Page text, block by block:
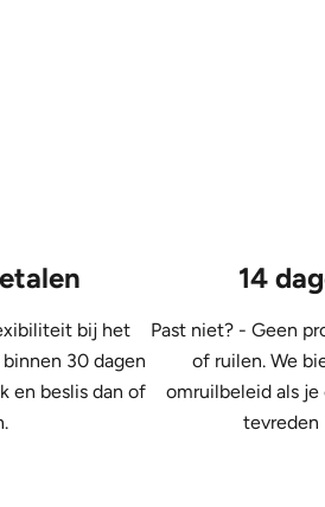
bij het
30 dagen
en beslis dan of
14
Past niet? - Geen
of ruilen. We
omruilbeleid als
tevreden